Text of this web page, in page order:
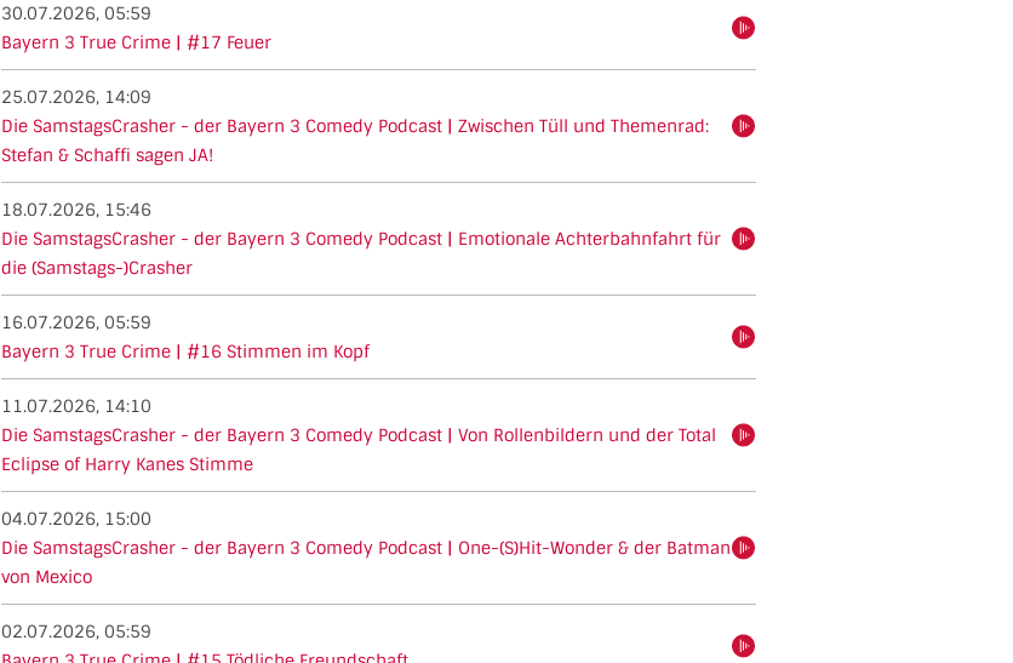
30.07.2026, 05:59
Bayern 3 True Crime | #17 Feuer
25.07.2026, 14:09
Die SamstagsCrasher - der Bayern 3 Comedy Podcast | Zwischen Tüll und Themenrad:
Stefan & Schaffi sagen JA!
hören
18.07.2026, 15:46
Die SamstagsCrasher - der Bayern 3 Comedy Podcast | Emotionale Achterbahnfahrt für
die (Samstags-)Crasher
hören
16.07.2026, 05:59
Bayern 3 True Crime | #16 Stimmen im Kopf
11.07.2026, 14:10
Die SamstagsCrasher - der Bayern 3 Comedy Podcast | Von Rollenbildern und der Total
Eclipse of Harry Kanes Stimme
hören
04.07.2026, 15:00
Die SamstagsCrasher - der Bayern 3 Comedy Podcast | One-(S)Hit-Wonder & der Batman
von Mexico
hören
02.07.2026, 05:59